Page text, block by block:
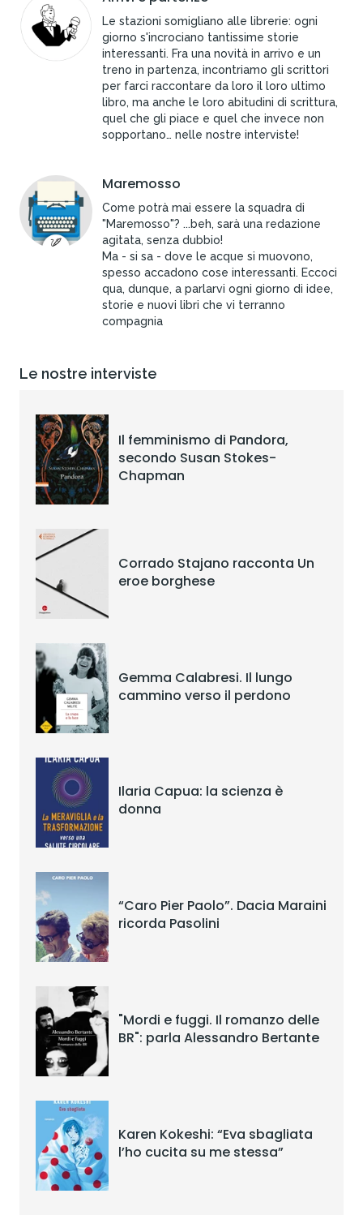
Le stazioni somigliano alle librerie: ogni
giorno s'incrociano tantissime storie
interessanti. Fra una novità in arrivo e un
treno in partenza, incontriamo gli scrittori
per farci raccontare da loro il loro ultimo
libro, ma anche le loro abitudini di scrittura,
quel che gli piace e quel che invece non
sopportano… nelle nostre interviste!
Maremosso
Come potrà mai essere la squadra di
"Maremosso"? ...beh, sarà una redazione
agitata, senza dubbio!
Ma - si sa - dove le acque si muovono,
spesso accadono cose interessanti. Eccoci
qua, dunque, a parlarvi ogni giorno di idee,
storie e nuovi libri che vi terranno
compagnia
Le nostre interviste
Il femminismo di Pandora,
secondo Susan Stokes-
Chapman
Corrado Stajano racconta Un
eroe borghese
Gemma Calabresi. Il lungo
cammino verso il perdono
Ilaria Capua: la scienza è
donna
“Caro Pier Paolo”. Dacia Maraini
ricorda Pasolini
"Mordi e fuggi. Il romanzo delle
BR": parla Alessandro Bertante
Karen Kokeshi: “Eva sbagliata
l’ho cucita su me stessa”